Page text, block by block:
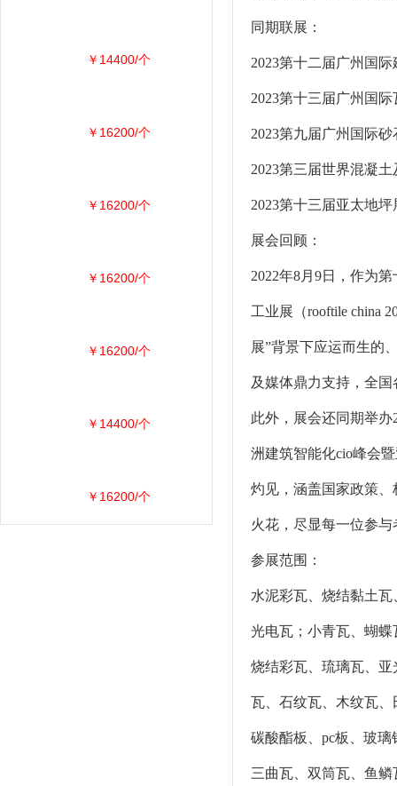
同期联展：
2023第十二届广州国
2023第十三届广州国
2023第九届广州国际
2023第三届世界混凝
2023第十三届亚太地坪
展会回顾：
2022年8月9日，作为
工业展（rooftile china
展”背景下应运而生的
及媒体鼎力支持，全
此外，展会还同期举
洲建筑智能化cio峰会
灼见，涵盖国家政策
火花，尽显每一位参
参展范围：
水泥彩瓦、烧结黏土
光电瓦；小青瓦、蝴
烧结彩瓦、琉璃瓦、
瓦、石纹瓦、木纹瓦
碳酸酯板、pc板、玻
三曲瓦、双筒瓦、鱼
￥14400/个
￥16200/个
￥16200/个
￥16200/个
￥16200/个
￥14400/个
￥16200/个